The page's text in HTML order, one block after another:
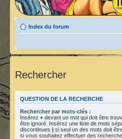
Index du forum
Rechercher
QUESTION DE LA RECHERCHE
Rechercher par mots-clés :
Insérez + devant un mot qui doit être
être ignoré. Insérez une liste de mots
discontinues | si seul un des mots doit
si vous souhaitez effectuer des